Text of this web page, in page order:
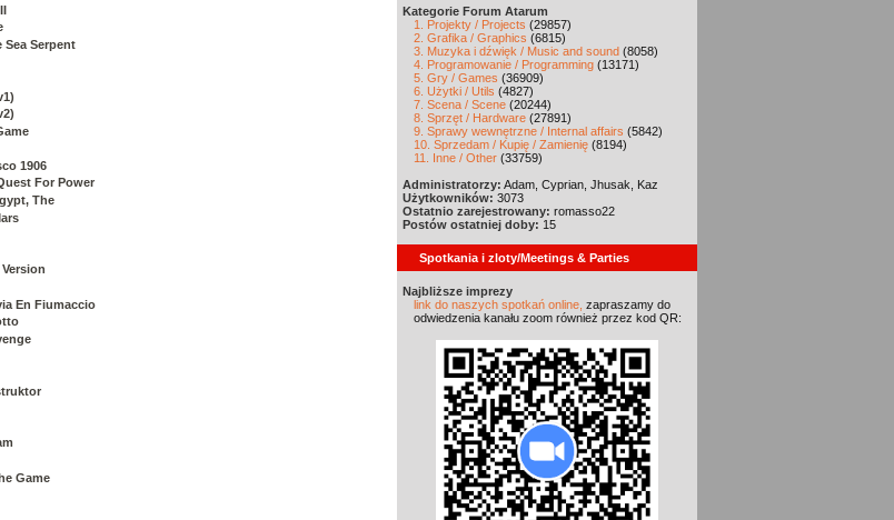
Sea Serpent
1906
For Power
The
En Fiumaccio
Game
Kategorie Forum Atarum
1. Projekty / Projects (29857)
2. Grafika / Graphics (6815)
3. Muzyka i dźwięk / Music and sound (8058)
4. Programowanie / Programming (13171)
5. Gry / Games (36909)
6. Użytki / Utils (4827)
7. Scena / Scene (20244)
8. Sprzęt / Hardware (27891)
9. Sprawy wewnętrzne / Internal affairs (5842)
10. Sprzedam / Kupię / Zamienię (8194)
11. Inne / Other (33759)
Administratorzy: Adam, Cyprian, Jhusak, Kaz
Użytkowników: 3073
Ostatnio zarejestrowany: romasso22
Postów ostatniej doby: 15
Spotkania i zloty/Meetings & Parties
Najbliższe imprezy
link do naszych spotkań online, zapraszamy do
odwiedzenia kanału zoom również przez kod QR: